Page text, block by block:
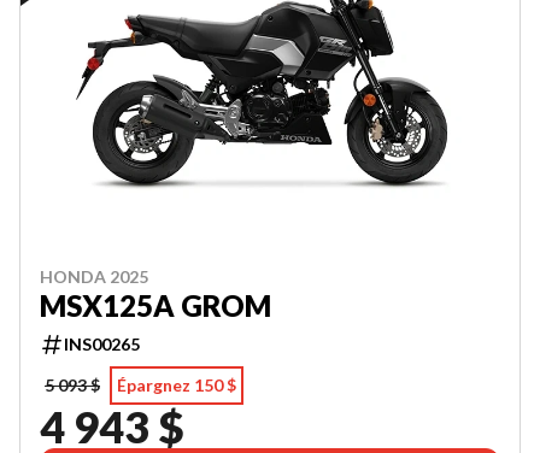
HONDA 2025
MSX125A GROM
INS00265
5 093 $
Épargnez 150 $
4 943 $